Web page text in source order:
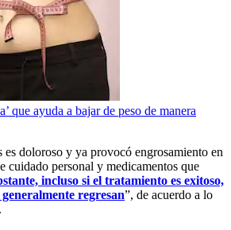
que ayuda a bajar de peso de manera
es doloroso y ya provocó engrosamiento en
cuidado personal y medicamentos que
incluso si el tratamiento es exitoso,
regresan”, de acuerdo a lo
.